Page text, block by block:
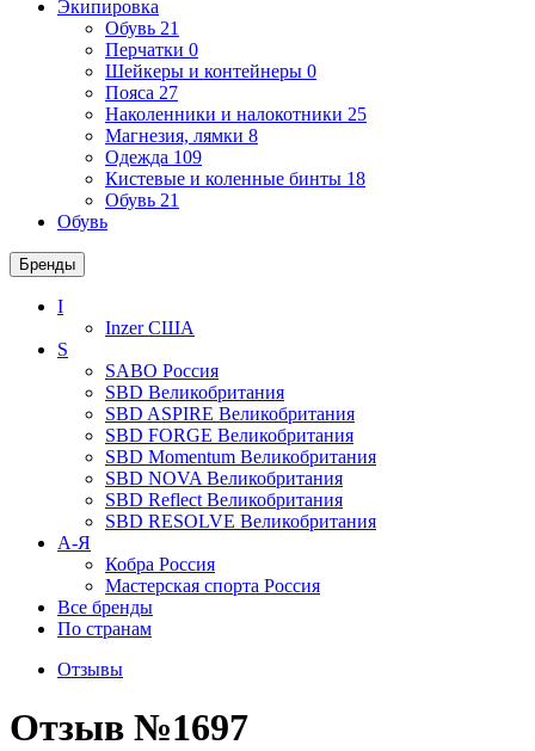
Экипировка
Обувь 21
Перчатки 0
Шейкеры и контейнеры 0
Пояса 27
Наколенники и налокотники 25
Магнезия, лямки 8
Одежда 109
Кистевые и коленные бинты 18
Обувь 21
Обувь
Бренды
I
InzerСША
S
SABO Россия
SBD Великобритания
SBD ASPIRE Великобритания
SBD FORGE Великобритания
SBD Momentum Великобритания
SBD NOVA Великобритания
SBD Reflect Великобритания
SBD RESOLVE Великобритания
А-Я
Кобра Россия
Мастерская спорта Россия
Все бренды
По странам
Отзывы
Отзыв №1697